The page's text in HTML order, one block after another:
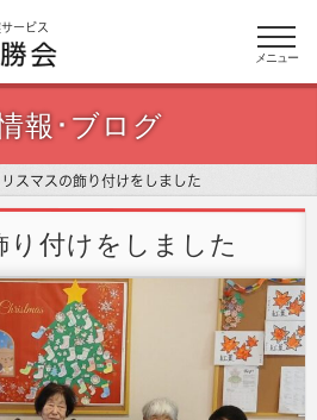
ービス
メニュー
報･ブログ
スマスの飾り付けをしました
付けをしました